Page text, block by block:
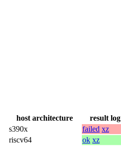
host architecture
result log
s390x failed xz
riscv64 ok xz